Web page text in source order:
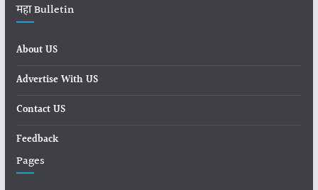
महा Bulletin
About US
Advertise With US
Contact US
Feedback
Pages